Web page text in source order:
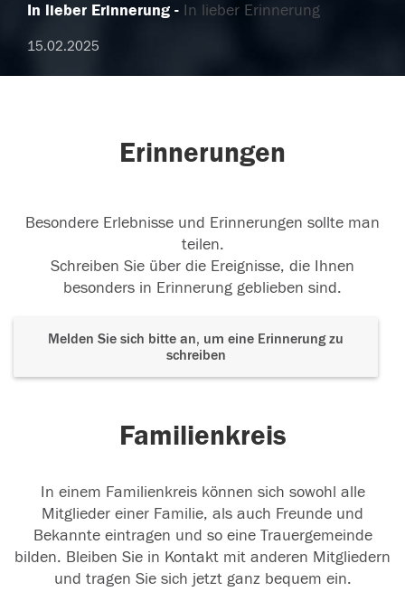
In lieber Erinnerung In lieber Erinnerung
15.02.2025
Erinnerungen
Besondere Erlebnisse und Erinnerungen sollte man
teilen.
Schreiben Sie über die Ereignisse, die Ihnen
besonders in Erinnerung geblieben sind.
Melden Sie sich bitte an, um eine Erinnerung zu
schreiben
Familienkreis
In einem Familienkreis können sich sowohl alle
Mitglieder einer Familie, als auch Freunde und
Bekannte eintragen und so eine Trauergemeinde
bilden. Bleiben Sie in Kontakt mit anderen Mitgliedern
und tragen Sie sich jetzt ganz bequem ein.